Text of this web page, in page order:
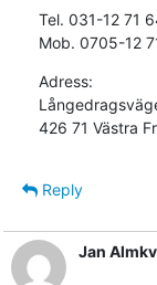
Tel. 031-12 71
Mob. 0705-12
Adress:
426 71 Västra
Reply
Jan